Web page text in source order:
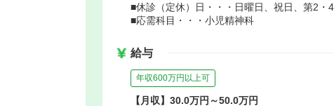
■休診（定休）日・・・日曜日、祝日、第2・
■応需科目・・・小児精神科
給与
年収600万円以上可
【月収】30.0万円～50.0万円